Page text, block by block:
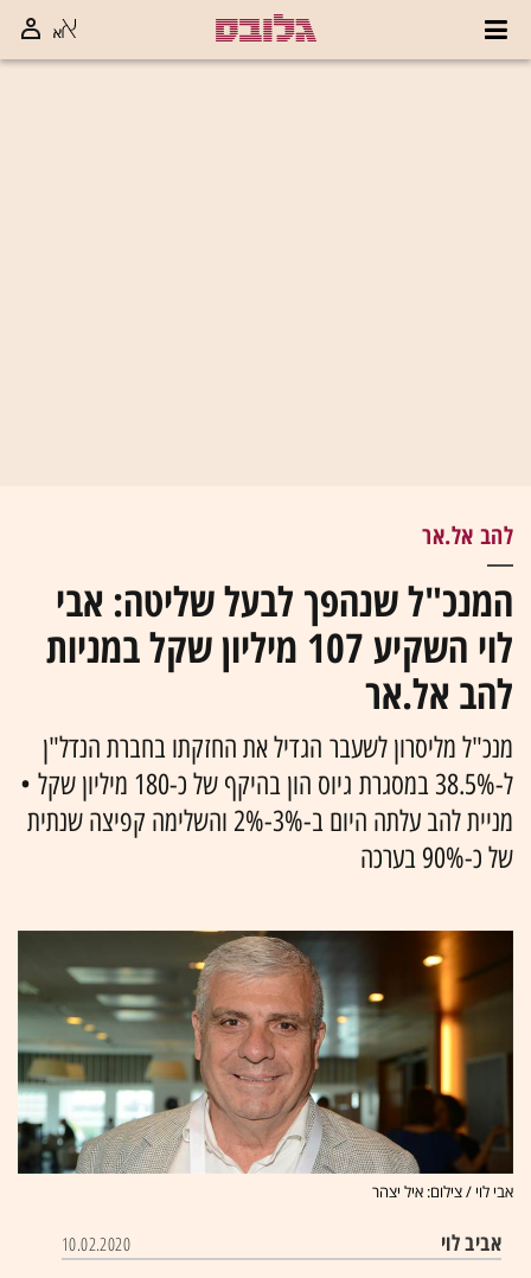
להב אל.אר
המנכ"ל שנהפך לבעל שליטה: אבי
לוי השקיע 107 מיליון שקל במניות
להב אל.אר
מנכ"ל מליסרון לשעבר הגדיל את החזקתו בחברת הנדל"ן
ל-38.5% במסגרת גיוס הון בהיקף של כ-180 מיליון שקל •
מניית להב עלתה היום ב-3%-2% והשלימה קפיצה שנתית
של כ-90% בערכה
אבי לוי / צילום: איל יצהר
אביב לוי 10.02.2020